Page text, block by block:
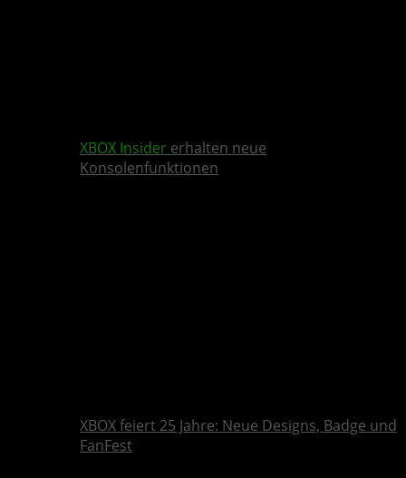
XBOX Insider erhalten neue
Konsolenfunktionen
XBOX feiert 25 Jahre: Neue Designs, Badge und
FanFest